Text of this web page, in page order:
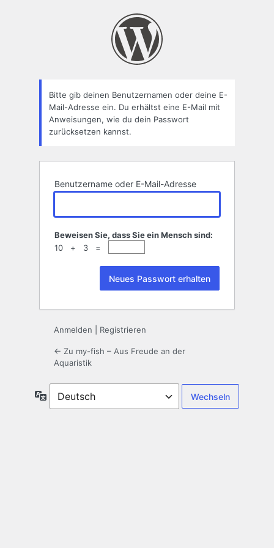
Bitte gib deinen Benutzernamen oder deine E-
Mail-Adresse ein. Du erhältst eine E-Mail mit
Anweisungen, wie du dein Passwort
zurücksetzen kannst.
Benutzername oder E-Mail-Adresse
Beweisen Sie, dass Sie ein Mensch sind:
10 + 3 =
Anmelden Registrieren
← Zu my-fish – Aus Freude an der
Aquaristik
Sprache